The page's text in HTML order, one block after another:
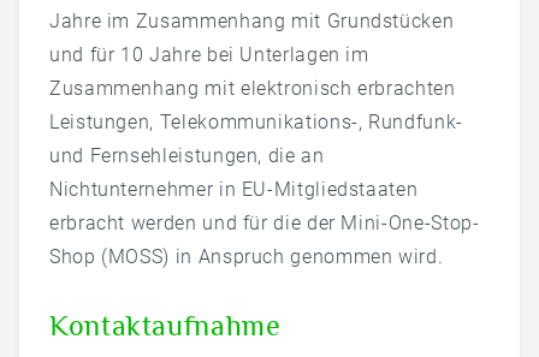
Jahre im Zusammenhang mit Grundstücken
und für 10 Jahre bei Unterlagen im
Zusammenhang mit elektronisch erbrachten
Leistungen, Telekommunikations-, Rundfunk-
und Fernsehleistungen, die an
Nichtunternehmer in EU-Mitgliedstaaten
erbracht werden und für die der Mini-One-Stop-
Shop (MOSS) in Anspruch genommen wird.
Kontaktaufnahme